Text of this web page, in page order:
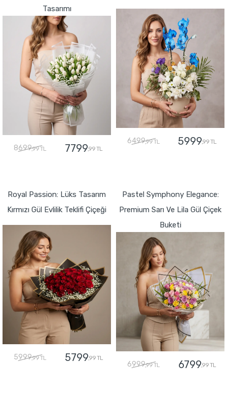
Tasarımı
8699,99 TL 7799,99 TL
6499,99 TL 5999,99 TL
Royal Passion: Lüks Tasarım
Kırmızı Gül Evlilik Teklifi Çiçeği
5999,99 TL 5799,99 TL
Pastel Symphony Elegance:
Premium Sarı Ve Lila Gül Çiçek
Buketi
6999,99 TL 6799,99 TL